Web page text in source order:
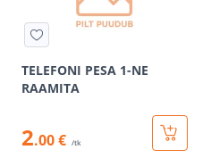
TELEFONI PESA 1-NE
RAAMITA
2.00 € /tk